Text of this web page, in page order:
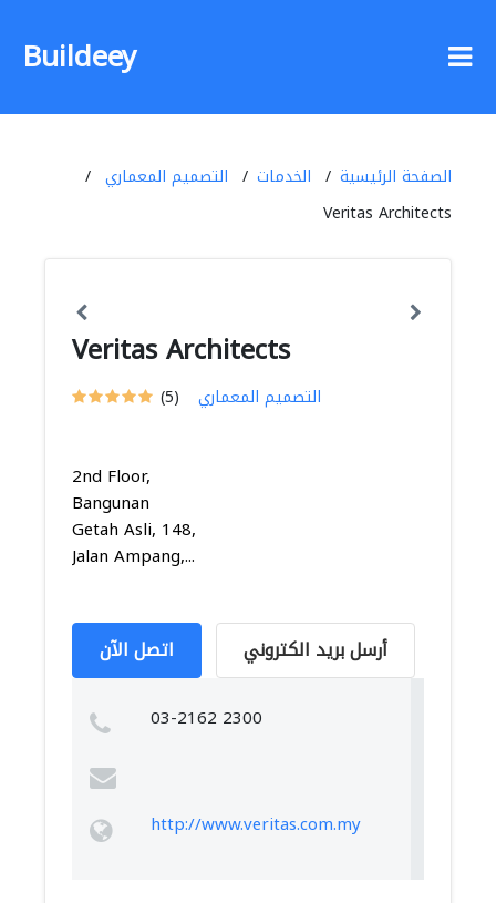
Buildeey
الصفحة الرئيسية الخدمات
التصميم المعماري
Veritas Architects
Veritas Architects
(5) التصميم المعماري
2nd Floor,
Bangunan
Getah Asli, 148,
Jalan Ampang,...
اتصل الآن أرسل بريد الكتروني
03-2162 2300
http://www.veritas.com.my